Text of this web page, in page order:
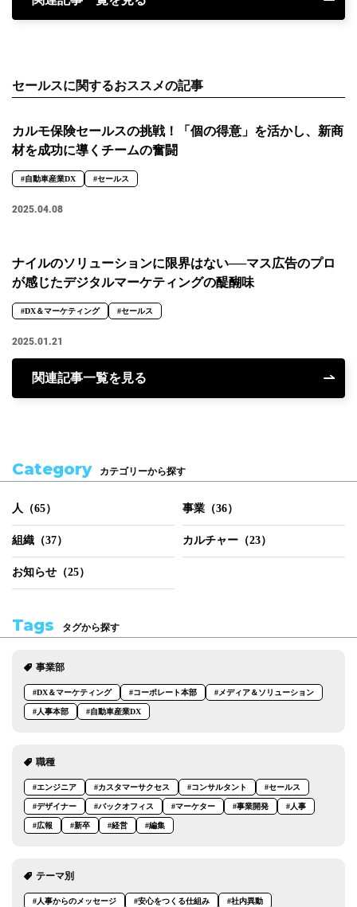
セールスに関するおススメの記事
カルモ保険セールスの挑戦！「個の得意」を活かし、新商
材を成功に導くチームの奮闘
#自動車産業DX #セールス
2025.04.08
ナイルのソリューションに限界はない──マス広告のプロ
が感じたデジタルマーケティングの醍醐味
#DX＆マーケティング #セールス
2025.01.21
関連記事一覧を見る
Category カテゴリーから探す
人（65） 事業（36）
組織（37） カルチャー（23）
お知らせ（25）
Tags タグから探す
事業部
#DX＆マーケティング #コーポレート本部 #メディア＆ソリューション
#人事本部 #自動車産業DX
職種
#エンジニア #カスタマーサクセス #コンサルタント #セールス
#デザイナー #バックオフィス #マーケター #事業開発 #人事
#広報 #新卒 #経営 #編集
テーマ別
#人事からのメッセージ #安心をつくる仕組み #社内異動